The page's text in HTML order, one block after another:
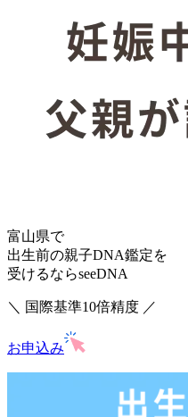
富山県で
出生前の親子DNA鑑定を
受けるならseeDNA
＼ 国際基準10倍精度 ／
お申込み